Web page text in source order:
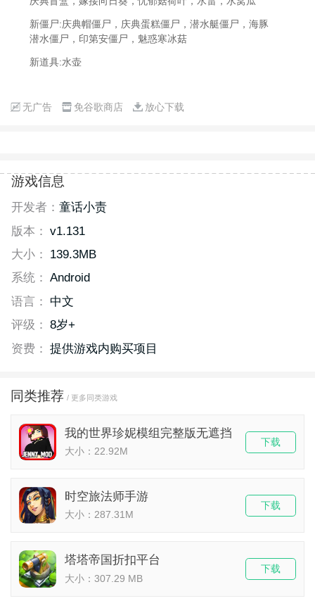
新僵尸:庆典帽僵尸，庆典蛋糕僵尸，潜水艇僵尸，海豚
潜水僵尸，印第安僵尸，魅惑寒冰菇
新道具:水壶
无广告 免谷歌商店 放心下载
游戏信息
开发者： 童话小责
版本： v1.131
大小：
139.3MB
系统： Android
语言：
中文
评级： 8岁+
资费： 提供游戏内购买项目
同类推荐 / 更多同类游戏
我的世界珍妮模组完整版无遮挡
大小：22.92M
下载
时空旅法师手游
大小：287.31M
下载
塔塔帝国折扣平台
大小：307.29 MB
下载